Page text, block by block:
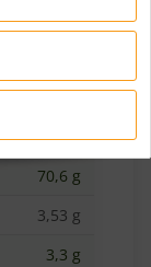
356 kcal
70,6 g
3,53 g
3,3 g